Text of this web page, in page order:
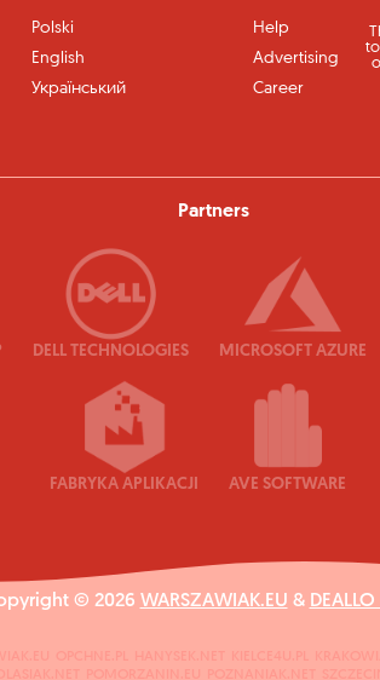
Polski
English
Український
Help
Advertising
Career
Partners
DELL TECHNOLOGIES MICROSOFT AZURE
FABRYKA APLIKACJI AVE SOFTWARE
© 2026 WARSZAWIAK.EU &